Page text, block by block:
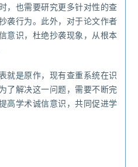
，也需要研究更多针对性的查
袭行为。此外，对于论文作者
意识，杜绝抄袭现象，从根本
就是原作，现有查重系统在识
了解决这一问题，需要不断完
高学术诚信意识，共同促进学